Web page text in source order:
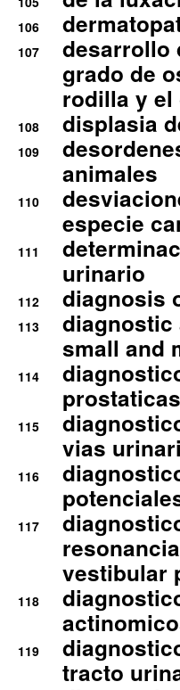
106
107
desarrollo
grado de
rodilla y el
108 displasia
109
animales
110
especie
111
urinario
112 diagnosis
113
diagnostic
small and
114
prostaticas
115
vias
116
117
vestibular
118
119
tracto